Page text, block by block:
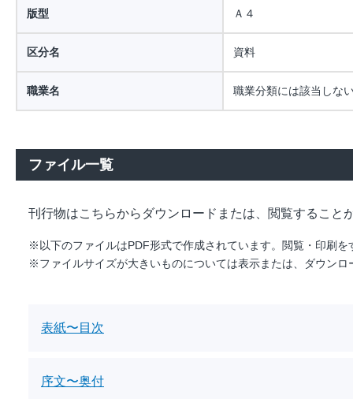
版型 Ａ４
区分名 資料
職業名 職業分類には該当しな
ファイル一覧
刊行物はこちらからダウンロードまたは、閲覧すること
※以下のファイルはPDF形式で作成されています。閲覧・印刷
※ファイルサイズが大きいものについては表示または、ダウン
表紙〜目次
序文〜奥付